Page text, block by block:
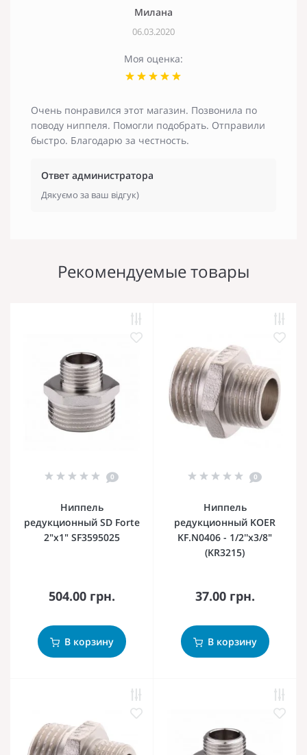
Милана
06.03.2020
Моя оценка:
Очень понравился этот магазин. Позвонила по
поводу ниппеля. Помогли подобрать. Отправили
быстро. Благодарю за честность.
Ответ администратора
Дякуємо за ваш відгук)
Рекомендуемые товары
0
Ниппель
редукционный SD Forte
2"х1" SF3595025
504.00 грн.
В корзину
0
Ниппель
редукционный KOER
KF.N0406 - 1/2''x3/8"
(KR3215)
37.00 грн.
В корзину